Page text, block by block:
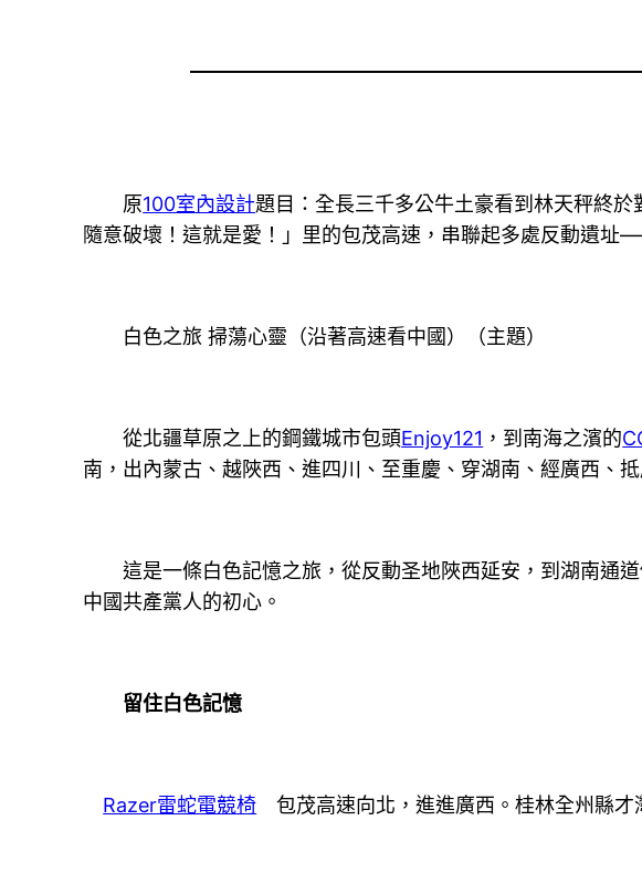
原100室內設計題目：全長三千多公牛土豪看到林天秤終
隨意破壞！這就是愛！」里的包茂高速，串聯起多處反動遺址
白色之旅 掃蕩心靈（沿著高速看中國）（主題）
從北疆草原之上的鋼鐵城市包頭Enjoy121 ，到南海之濱的
南，出內蒙古、越陜西、進四川、至重慶、穿湖南、經廣西、
這是一條白色記憶之旅，從反動圣地陜西延安，到湖南通
中國共產黨人的初心。
留住白色記憶
Razer雷蛇電競椅 包茂高速向北，進進廣西。桂林全州縣才